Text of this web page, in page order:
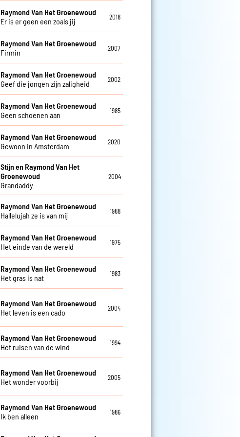
Raymond Van Het Groenewoud
Er is er geen een zoals jij
2018
Raymond Van Het Groenewoud
Firmin
2007
Raymond Van Het Groenewoud
Geef die jongen zijn zaligheid
2002
Raymond Van Het Groenewoud
Geen schoenen aan
1985
Raymond Van Het Groenewoud
Gewoon in Amsterdam
2020
Stijn en Raymond Van Het
Groenewoud
Grandaddy
2004
Raymond Van Het Groenewoud
Hallelujah ze is van mij
1988
Raymond Van Het Groenewoud
Het einde van de wereld
1975
Raymond Van Het Groenewoud
Het gras is nat
1983
Raymond Van Het Groenewoud
Het leven is een cado
2004
Raymond Van Het Groenewoud
Het ruisen van de wind
1994
Raymond Van Het Groenewoud
Het wonder voorbij
2005
Raymond Van Het Groenewoud
Ik ben alleen
1986